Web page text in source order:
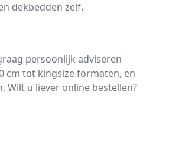
dekbedden zelf.
persoonlijk adviseren
cm tot kingsize formaten, en
Wilt u liever online bestellen?